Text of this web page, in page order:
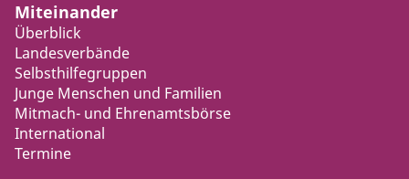
Miteinander
Überblick
Landesverbände
Selbsthilfegruppen
Junge Menschen und Familien
Mitmach- und Ehrenamtsbörse
International
Termine